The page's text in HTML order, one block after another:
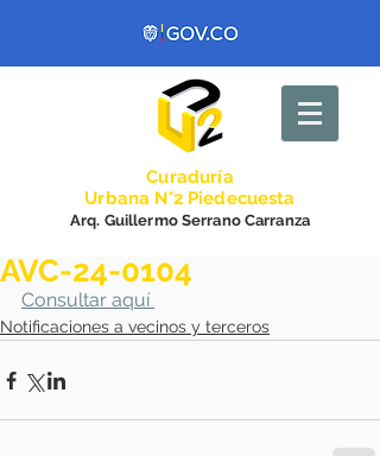
Curaduría
Urbana N°2 Piedecuesta
Arq. Guillermo Serrano Carranza
AVC-24-0104
Consultar aquí
Notificaciones a vecinos y terceros